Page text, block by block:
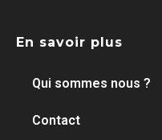
En savoir plus
Qui sommes nous ?
Contact